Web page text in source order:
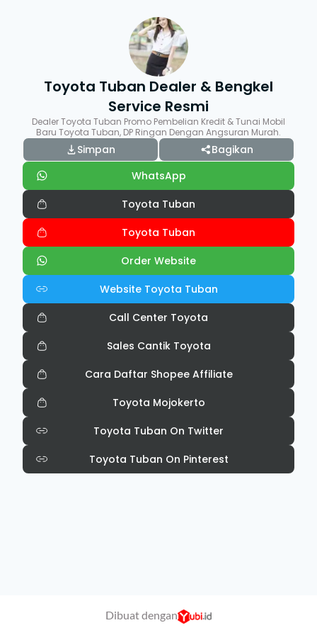
Toyota Tuban Dealer & Bengkel
Service Resmi
Dealer Toyota Tuban Promo Pembelian Kredit & Tunai Mobil
Baru Toyota Tuban, DP Ringan Dengan Angsuran Murah.
Simpan
Bagikan
WhatsApp
Toyota Tuban
Toyota Tuban
Order Website
Website Toyota Tuban
Call Center Toyota
Sales Cantik Toyota
Cara Daftar Shopee Affiliate
Toyota Mojokerto
Toyota Tuban On Twitter
Toyota Tuban On Pinterest
Dibuat dengan